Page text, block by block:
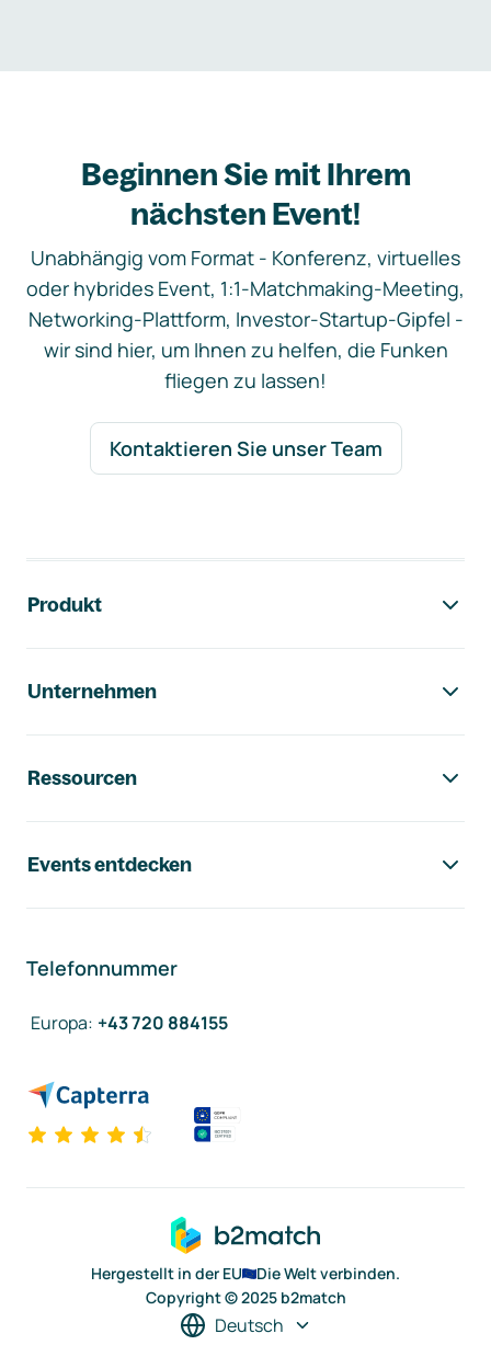
Beginnen Sie mit Ihrem
nächsten Event!
Unabhängig vom Format - Konferenz, virtuelles
oder hybrides Event, 1:1-Matchmaking-Meeting,
Networking-Plattform, Investor-Startup-Gipfel -
wir sind hier, um Ihnen zu helfen, die Funken
fliegen zu lassen!
Kontaktieren Sie unser Team
Produkt
Unternehmen
Ressourcen
Events entdecken
Telefonnummer
Europa: +43 720 884155
Hergestellt in der EU
Die Welt verbinden.
Copyright © 2025 b2match
Deutsch